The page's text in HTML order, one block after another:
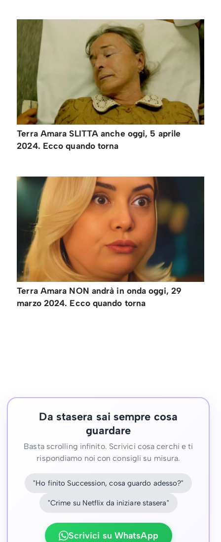
Terra Amara SLITTA anche oggi, 5 aprile
2024. Ecco quando torna
Terra Amara NON andrà in onda oggi, 29
marzo 2024. Ecco quando torna
Da stasera sai sempre cosa
guardare
Basta scrolling infinito. Scrivici cosa cerchi e ti
rispondiamo noi con consigli su misura.
"Ho finito Succession, cosa guardo adesso?"
"Crime su Netflix da iniziare stasera"
Scrivici su WhatsApp